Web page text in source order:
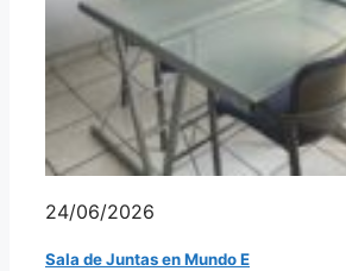
24/06/2026
Sala de Juntas en Mundo E